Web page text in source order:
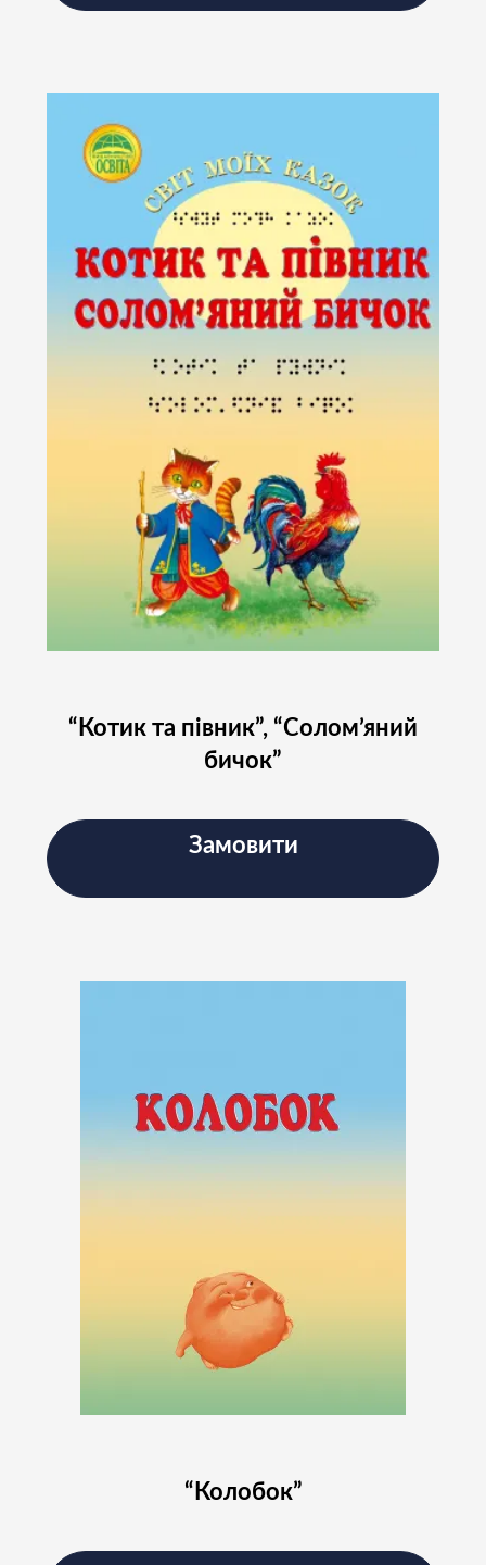
“Котик та півник”, “Солом’яний
бичок”
Замовити
“Колобок”
Instagram і слідкуйте за
новинами проєкту
Підписатись